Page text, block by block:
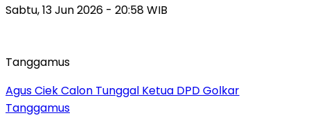
Sabtu, 13 Jun 2026 - 20:58 WIB
Tanggamus
Agus Ciek Calon Tunggal Ketua DPD Golkar
Tanggamus